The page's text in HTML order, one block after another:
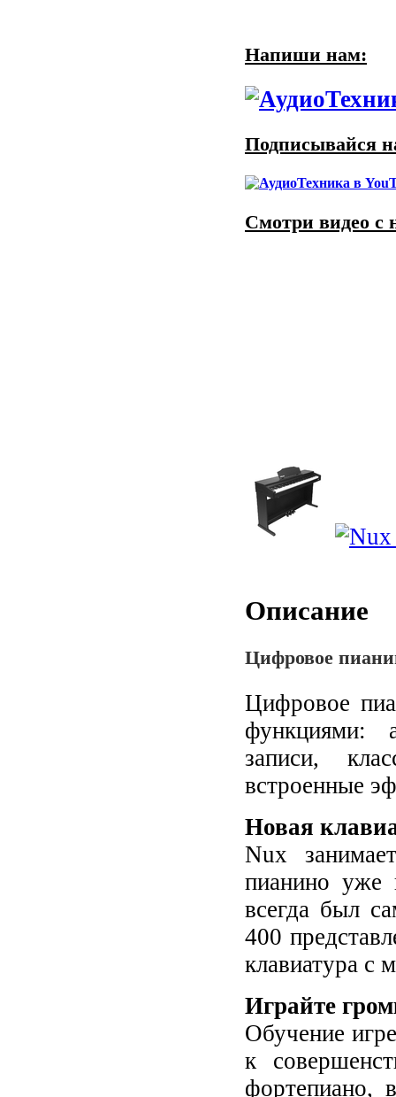
Напиши нам:
Подписывайся
Смотри видео с
Описание
Цифровое
Цифровое
функциями:
записи,
встроенные
Новая
Nux
пианино уже
всегда был
400
клавиатура с
Играйте
Обучение
к
фортепиано,